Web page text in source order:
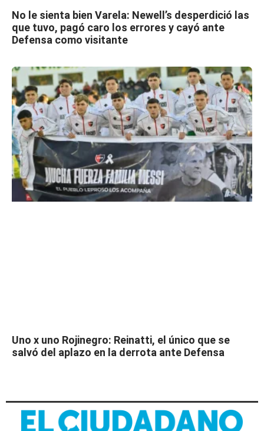
No le sienta bien Varela: Newell’s desperdició las
que tuvo, pagó caro los errores y cayó ante
Defensa como visitante
Uno x uno Rojinegro: Reinatti, el único que se
salvó del aplazo en la derrota ante Defensa